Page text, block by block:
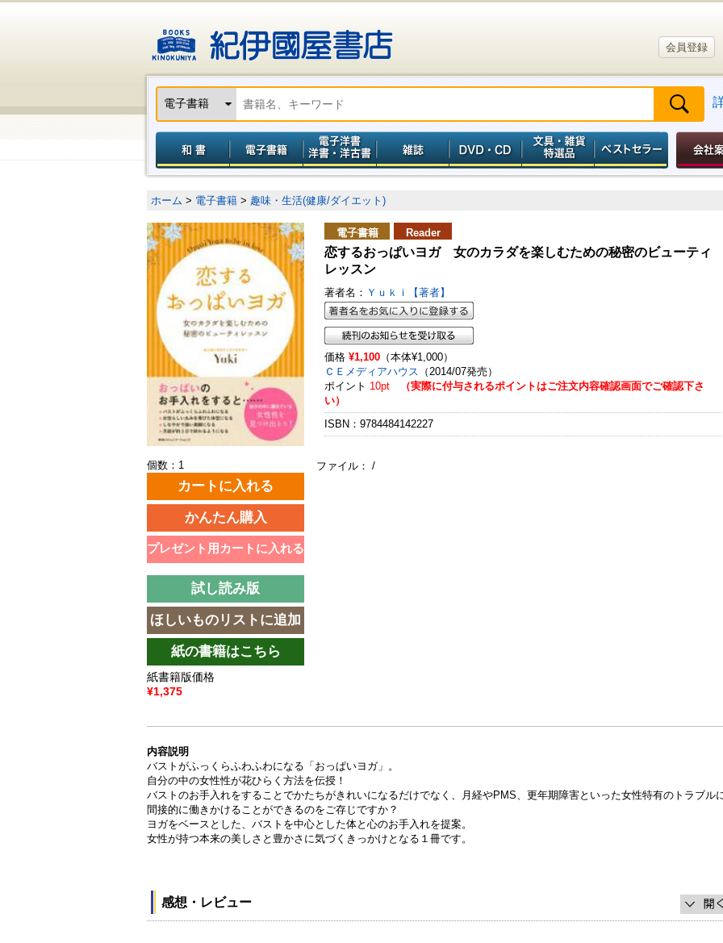
会員登録
ホーム > 電子書籍 > 趣味・生活(健康/ダイエット)
個数：1
紙書籍版価格
¥1,375
電子書籍 Reader
恋するおっぱいヨガ 女のカラダを楽しむための秘密のビューティ
レッスン
著者名： Ｙｕｋｉ【著者】
価格 ¥1,100 （本体¥1,000）
ＣＥメディアハウス （2014/07発売）
ポイント 10pt （実際に付与されるポイントはご注文内容確認画面でご確認下さ
い）
ISBN：9784484142227
ファイル： /
内容説明
バストがふっくらふわふわになる「おっぱいヨガ」。
自分の中の女性性が花ひらく方法を伝授！
バストのお手入れをすることでかたちがきれいになるだけでなく、月経やPMS、更年期障害といった女性特有のトラブル
間接的に働きかけることができるのをご存じですか？
ヨガをベースとした、バストを中心とした体と心のお手入れを提案。
女性が持つ本来の美しさと豊かさに気づくきっかけとなる１冊です。
感想・レビュー